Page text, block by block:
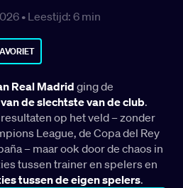
• Leestijd: 6 min
Real Madrid ging de
de slechtste van de club.
op het veld – zonder
League, de Copa del Rey
– maar ook door de chaos in
tussen trainer en spelers en
tussen de eigen spelers.